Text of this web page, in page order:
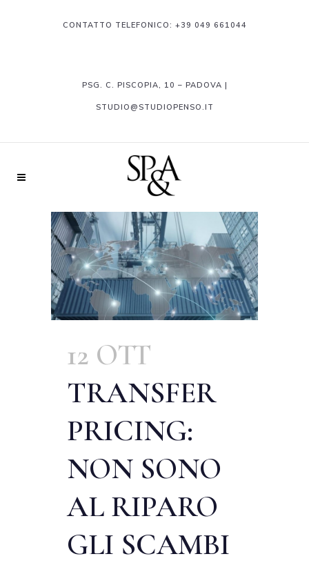
CONTATTO TELEFONICO: +39 049 661044
PSG. C. PISCOPIA, 10 – PADOVA |
STUDIO@STUDIOPENSO.IT
12 OTT
TRANSFER
PRICING:
NON SONO
AL RIPARO
GLI SCAMBI